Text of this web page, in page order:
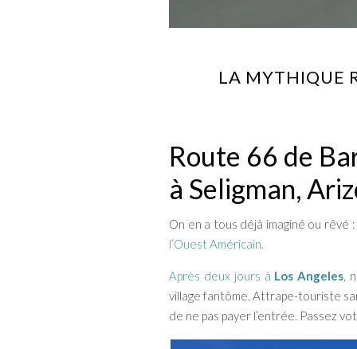
LA MYTHIQUE
Route 66 de
à Seligman,
On en a tous déjà imaginé ou rêvé
l’Ouest Américain.
Après deux jours à Los Angeles,
village fantôme. Attrape-touriste
de ne pas payer l’entrée. Passez